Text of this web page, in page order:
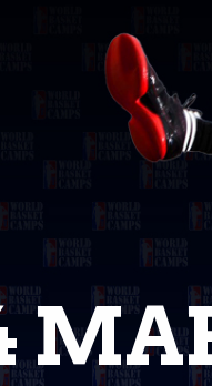
Galerie
Shop
Contacts